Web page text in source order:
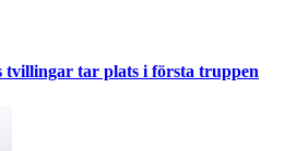
tvillingar tar plats i första truppen